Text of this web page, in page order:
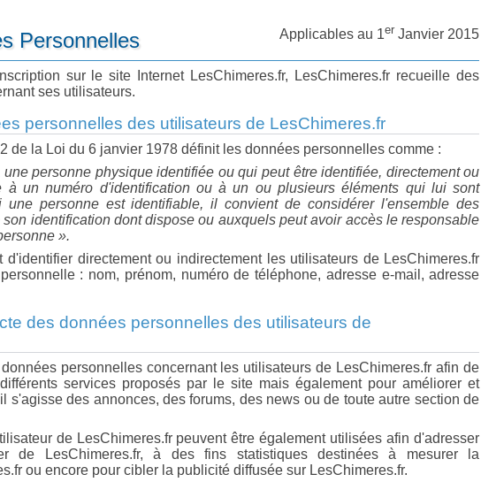
Applicables au 1er Janvier 2015
Personnelles
sur le site Internet LesChimeres.fr, LesChimeres.fr recueille des
ses utilisateurs.
personnelles des utilisateurs de LesChimeres.fr
de la Loi du 6 janvier 1978 définit les données personnelles comme :
personne physique identifiée ou qui peut être identifiée, directement ou
à un numéro d'identification ou à un ou plusieurs éléments qui lui sont
une personne est identifiable, il convient de considérer l'ensemble des
identification dont dispose ou auxquels peut avoir accès le responsable
».
d'identifier directement ou indirectement les utilisateurs de LesChimeres.fr
: nom, prénom, numéro de téléphone, adresse e-mail, adresse
des données personnelles des utilisateurs de
personnelles concernant les utilisateurs de LesChimeres.fr afin de
services proposés par le site mais également pour améliorer et
s'agisse des annonces, des forums, des news ou de toute autre section de
de LesChimeres.fr peuvent être également utilisées afin d'adresser
de LesChimeres.fr, à des fins statistiques destinées à mesurer la
ou encore pour cibler la publicité diffusée sur LesChimeres.fr.